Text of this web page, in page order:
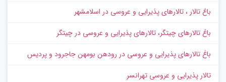
باغ تالار ، تالارهای پذیرایی و عروسی در اسلامشهر
باغ تالارهای چیتگر، تالارهای پذیرایی و عروسی در چیتگر
باغ تالارهای پذیرایی و عروسی در رودهن بومهن جاجرود و پردیس
تالار پذیرایی و عروسی تهرانسر